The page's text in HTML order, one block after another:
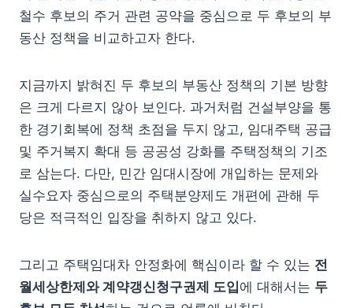
철수 후보의 주거 관련 공약을 중심으로 두 후보의 부
동산 정책을 비교하고자 한다.
지금까지 밝혀진 두 후보의 부동산 정책의 기본 방향
은 크게 다르지 않아 보인다. 과거처럼 건설부양을 통
한 경기회복에 정책 초점을 두지 않고, 임대주택 공급
및 주거복지 확대 등 공공성 강화를 주택정책의 기조
로 삼는다. 다만, 민간 임대시장에 개입하는 문제와
실수요자 중심으로의 주택분양제도 개편에 관해 두
당은 적극적인 입장을 취하지 않고 있다.
그리고 주택임대차 안정화에 핵심이라 할 수 있는 전
월세상한제와 계약갱신청구권제 도입에 대해서는 두